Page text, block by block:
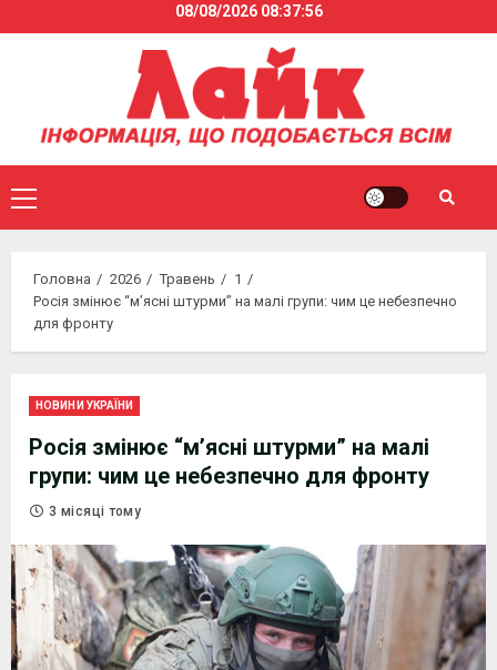
to
08/08/2026 08:37:56
Primary
Menu
Головна 2026 Травень
1
Росія змінює “м’ясні штурми” на малі групи: чим це небезпечно
для фронту
НОВИНИ УКРАЇНИ
Росія змінює “м’ясні штурми” на малі
групи: чим це небезпечно для фронту
3 місяці тому